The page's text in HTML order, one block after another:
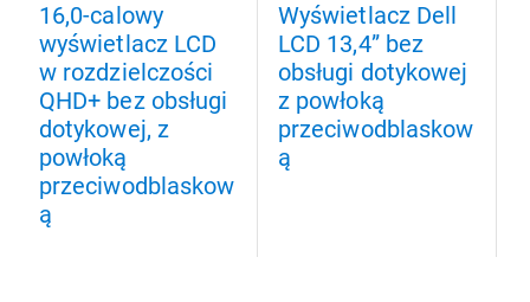
16,0-calowy
wyświetlacz LCD
w rozdzielczości
QHD+ bez obsługi
dotykowej, z
powłoką
przeciwodblaskow
ą
Wyświetlacz Dell
LCD 13,4” bez
obsługi dotykowej
z powłoką
przeciwodblaskow
ą